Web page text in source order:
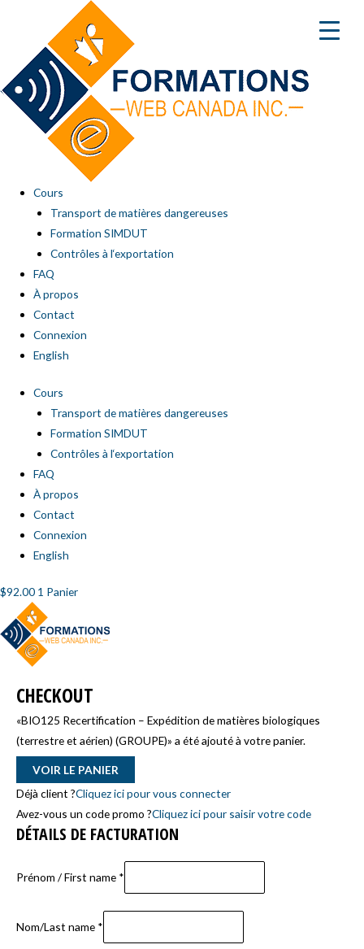
contenu
Cours
Transport de matières dangereuses
Formation SIMDUT
Contrôles à l‘exportation
FAQ
À propos
Contact
Connexion
English
Cours
Transport de matières dangereuses
Formation SIMDUT
Contrôles à l‘exportation
FAQ
À propos
Contact
Connexion
English
$92.00 1 Panier
CHECKOUT
«BIO125 Recertification – Expédition de matières biologiques
(terrestre et aérien) (GROUPE)» a été ajouté à votre panier.
VOIR LE PANIER
Déjà client ?Cliquez ici pour vous connecter
Avez-vous un code promo ?Cliquez ici pour saisir votre code
DÉTAILS DE FACTURATION
Prénom / First name *
Nom/Last name *
suite,
unité,
etc.(facultatif)